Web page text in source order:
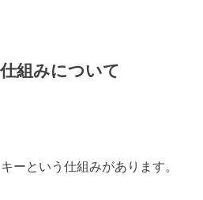
組みについて
ーという仕組みがあります。